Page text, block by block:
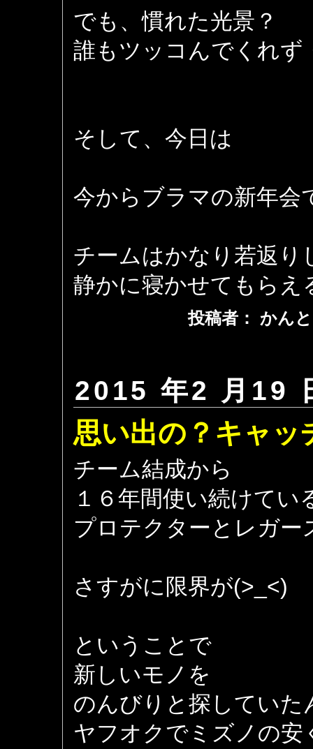
でも、慣れた光景？
誰もツッコんでくれず
そして、今日は
今からブラマの新年会
チームはかなり若返り
静かに寝かせてもらえ
投稿者： かん
2015 年2 月19
思い出の？キャッ
チーム結成から
１６年間使い続けてい
プロテクターとレガー
さすがに限界が(>_<)
ということで
新しいモノを
のんびりと探していた
ヤフオクでミズノの